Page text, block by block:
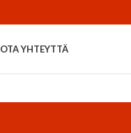
OTA YHTEYTTÄ